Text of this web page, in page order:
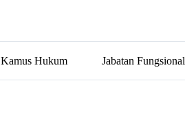
Kamus Hukum Jabatan Fungsional